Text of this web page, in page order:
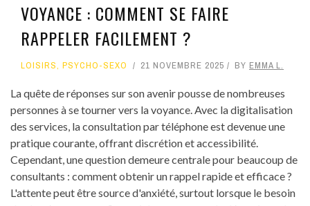
VOYANCE : COMMENT SE FAIRE
RAPPELER FACILEMENT ?
LOISIRS, PSYCHO-SEXO 21 NOVEMBRE 2025 BY EMMA L.
La quête de réponses sur son avenir pousse de nombreuses
personnes à se tourner vers la voyance. Avec la digitalisation
des services, la consultation par téléphone est devenue une
pratique courante, offrant discrétion et accessibilité.
Cependant, une question demeure centrale pour beaucoup de
consultants : comment obtenir un rappel rapide et efficace ?
L'attente peut être source d'anxiété, surtout lorsque le besoin